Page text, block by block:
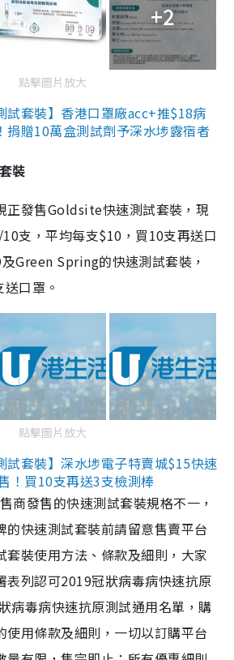
+2
點擊圖片放大
試套裝】香港口罩廠acc+推$18病
捐贈10萬盒測試劑予深水埗露宿者
裝
正發售Goldsite快速測試套裝，現
支，平均每支$10，買10支再送口
Green Spring的快速測試套裝，
口罩。
點擊圖片放大
試套裝】深水埗電子特賣城$15快速
！買10支再送3支檢測棒
商發售的快速測試套裝規格不一，
的快速測試套裝前請留意售賣平台
套裝使用方法、條款及細則，大家
表列認可2019冠狀病毒病快速抗原
病毒病快速抗原測試通用名單，購
使用條款及細則，一切以訂購平台